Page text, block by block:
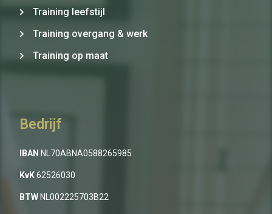
Training leefstijl
Training overgang & werk
Training op maat
Bedrijf
IBAN NL70ABNA0588265985
KvK62526030
BTW NL002225703B22